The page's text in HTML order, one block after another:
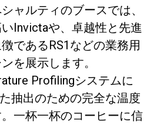
ャルティのブースでは、
Invictaや、卓越性と先進
であるRS1などの業務用
を展示します。
Profilingシステムに
抽出のための完全な温度
一杯一杯のコーヒーに信